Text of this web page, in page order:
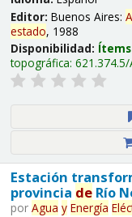
Editor: Buenos Aires:
estado, 1988
Disponibilidad:
topográfica:
Estación
provincia deRío
por Agua y Energía